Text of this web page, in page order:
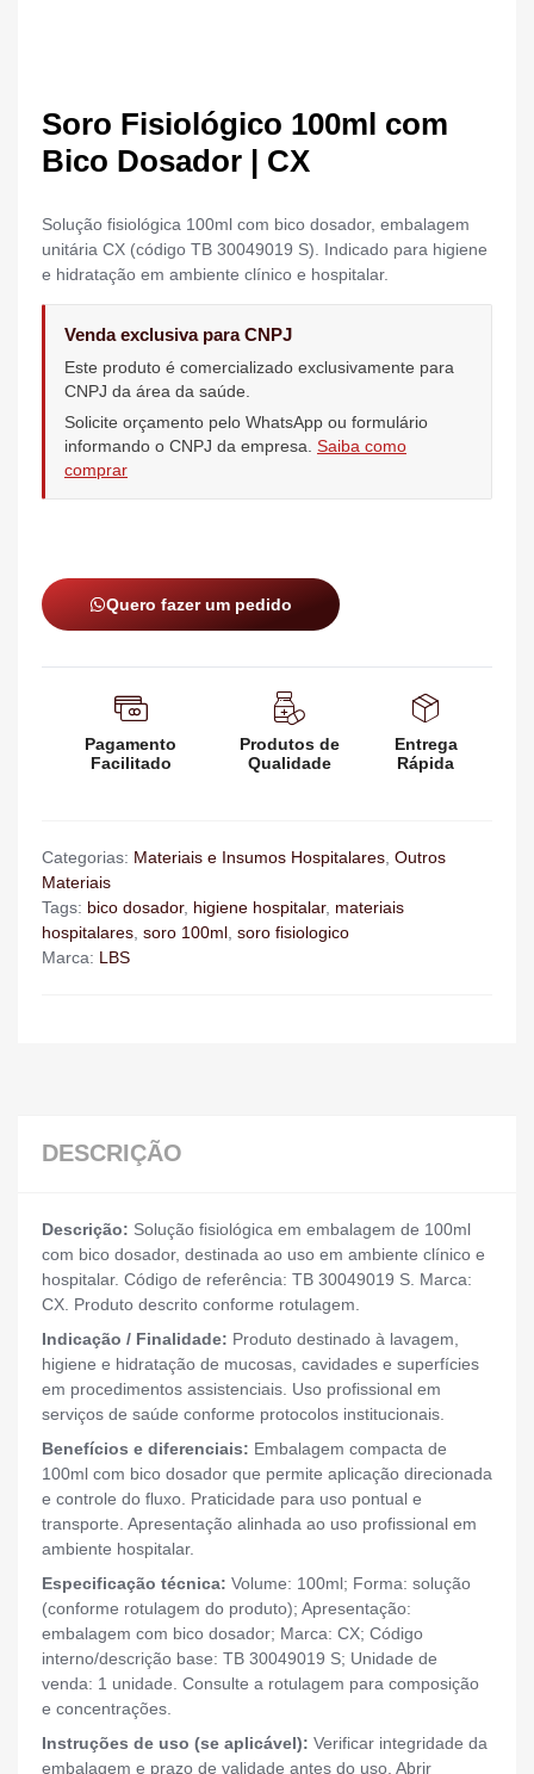
Soro Fisiológico 100ml com
Bico Dosador | CX
Solução fisiológica 100ml com bico dosador, embalagem
unitária CX (código TB 30049019 S). Indicado para higiene
e hidratação em ambiente clínico e hospitalar.
Venda exclusiva para CNPJ
Este produto é comercializado exclusivamente para
CNPJ da área da saúde.
Solicite orçamento pelo WhatsApp ou formulário
informando o CNPJ da empresa. Saiba como
comprar
Quero fazer um pedido
Pagamento
Facilitado
Produtos de
Qualidade
Entrega
Rápida
Categorias: Materiais e Insumos Hospitalares, Outros
Materiais
Tags: bico dosador, higiene hospitalar, materiais
hospitalares, soro 100ml, soro fisiologico
Marca: LBS
DESCRIÇÃO
Descrição: Solução fisiológica em embalagem de 100ml
com bico dosador, destinada ao uso em ambiente clínico e
hospitalar. Código de referência: TB 30049019 S. Marca:
CX. Produto descrito conforme rotulagem.
Indicação / Finalidade: Produto destinado à lavagem,
higiene e hidratação de mucosas, cavidades e superfícies
em procedimentos assistenciais. Uso profissional em
serviços de saúde conforme protocolos institucionais.
Benefícios e diferenciais: Embalagem compacta de
100ml com bico dosador que permite aplicação direcionada
e controle do fluxo. Praticidade para uso pontual e
transporte. Apresentação alinhada ao uso profissional em
ambiente hospitalar.
Especificação técnica: Volume: 100ml; Forma: solução
(conforme rotulagem do produto); Apresentação:
embalagem com bico dosador; Marca: CX; Código
interno/descrição base: TB 30049019 S; Unidade de
venda: 1 unidade. Consulte a rotulagem para composição
e concentrações.
Instruções de uso (se aplicável): Verificar integridade da
embalagem e prazo de validade antes do uso. Abrir